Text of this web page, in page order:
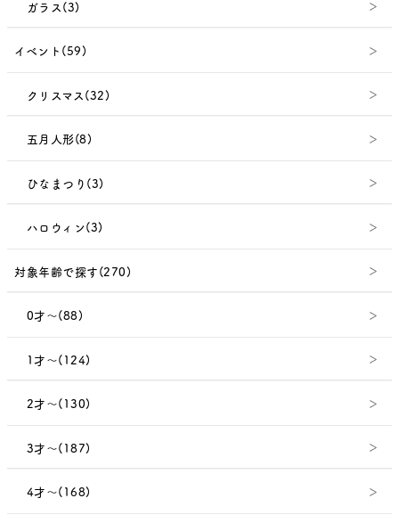
ガラス(3)
イベント(59)
クリスマス(32)
五月人形(8)
ひなまつり(3)
ハロウィン(3)
対象年齢で探す(270)
0才～(88)
1才～(124)
2才～(130)
3才～(187)
4才～(168)